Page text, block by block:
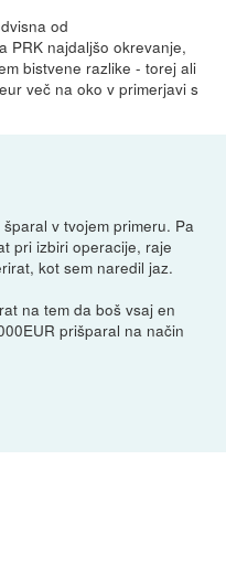
od
PRK najdaljšo okrevanje,
bistvene razlike - torej ali
več na oko v primerjavi s
v tvojem primeru. Pa
pri izbiri operacije, raje
kot sem naredil jaz.
na tem da boš vsaj en
prišparal na način